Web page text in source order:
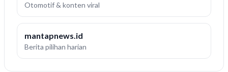
Otomotif & konten viral
mantapnews.id
Berita pilihan harian